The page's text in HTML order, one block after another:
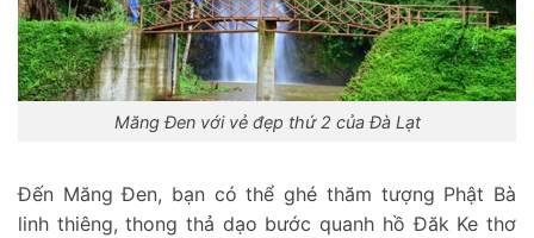
Măng Đen với vẻ đẹp thứ 2 của Đà Lạt
Đến Măng Đen, bạn có thể ghé thăm tượng Phật Bà
linh thiêng, thong thả dạo bước quanh hồ Đăk Ke thơ